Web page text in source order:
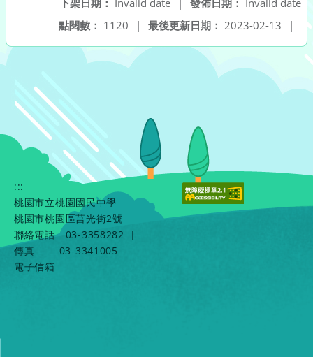
發佈日期： Invalid date
下架日期： Invalid date
|
最後更新日期： 2023-02-13 |
點閱數： 1120 |
:::
桃園市立桃園國民中學
桃園市桃園區莒光街2號
聯絡電話
03-3358282
|
傳真
03-3341005
電子信箱